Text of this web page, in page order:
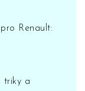
Renault:
triky a